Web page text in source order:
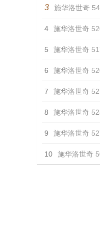
3 施华洛世奇
4 施华洛世奇
5 施华洛世奇
6 施华洛世奇
7 施华洛世奇
8 施华洛世奇
9 施华洛世奇
10 施华洛世奇